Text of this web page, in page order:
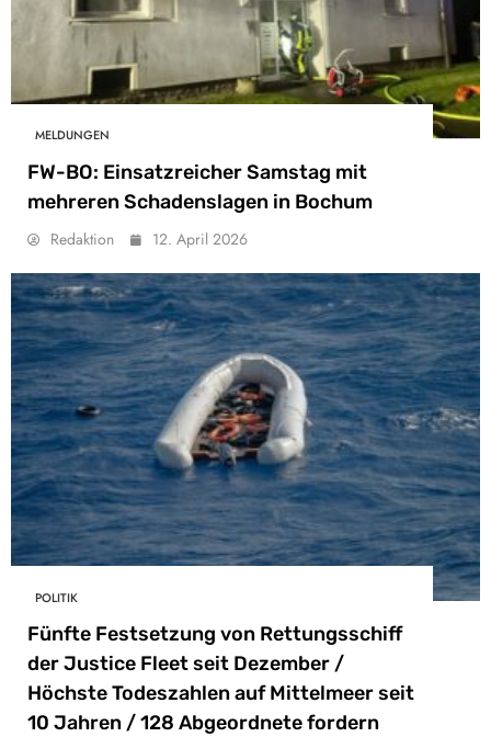
MELDUNGEN
FW-BO: Einsatzreicher Samstag mit
mehreren Schadenslagen in Bochum
Redaktion 12. April 2026
POLITIK
Fünfte Festsetzung von Rettungsschiff
der Justice Fleet seit Dezember /
Höchste Todeszahlen auf Mittelmeer seit
10 Jahren / 128 Abgeordnete fordern